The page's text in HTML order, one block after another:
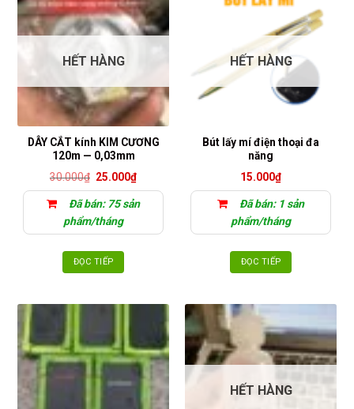
HẾT HÀNG
DÂY CẮT kính KIM CƯƠNG
120m — 0,03mm
30.000₫ Giá
là:
30.000₫.
25.000₫Giá
là:
Đã bán: 75 sản
phẩm/tháng
ĐỌC TIẾP
HẾT HÀNG
Bút lấy mí điện thoại đa
năng
15.000₫
Đã bán: 1 sản
phẩm/tháng
ĐỌC TIẾP
HẾT HÀNG